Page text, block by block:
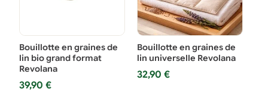
Bouillotte en graines de
lin bio grand format
Revolana
39,90€
Bouillotte en graines de
lin universelle Revolana
32,90 €